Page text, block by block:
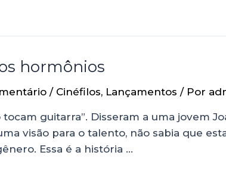
hormônios
/ Cinéfilos, Lançamentos / Por
tocam guitarra”. Disseram a uma jovem
visão para o talento, não sabia que
Essa é a história …